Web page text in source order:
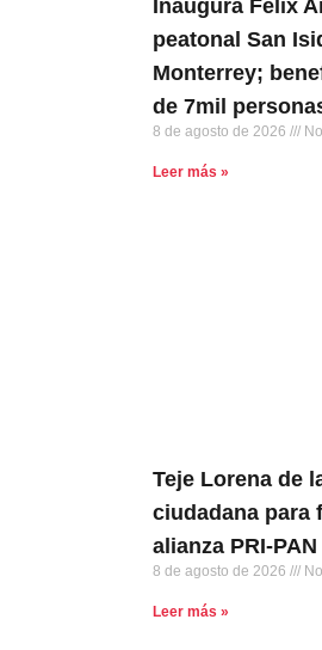
Inaugura Félix
peatonal San
Monterrey;
de 7mil
8 de agosto de 2026
Leer más »
Teje Lorena de
ciudadana para
alianza PRI-
8 de agosto de 2026
Leer más »